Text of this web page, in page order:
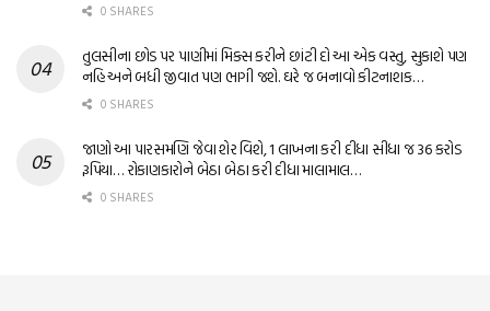
0 SHARES
તુલસીના છોડ પર પાણીમાં મિક્સ કરીને છાંટી દો આ એક વસ્તુ, સુકાશે પણ
નહિ અને બધી જીવાત પણ ભાગી જશે. ઘરે જ બનાવો કીટનાશક…
0 SHARES
જાણો આ પારસમણિ જેવા શેર વિશે, 1 લાખના કરી દીધા સીધા જ 36 કરોડ
રૂપિયા… રોકાણકારોને બેઠા બેઠા કરી દીધા માલામાલ…
0 SHARES